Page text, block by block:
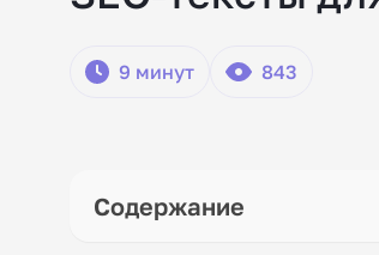
9 минут 843